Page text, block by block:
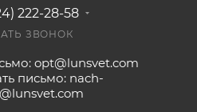
222-28-58
ЗВОНОК
opt@lunsvet.com
письмо: nach-